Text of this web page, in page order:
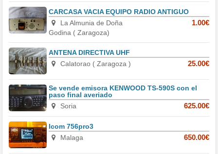
CARCASA VACIA EQUIPO RADIO ANTIGUO
La Almunia de Doña
Godina ( Zaragoza)
1.00€
ANTENA DIRECTIVA UHF
Calatorao ( Zaragoza )
25.00€
Se vende emisora KENWOOD TS-590S con el
paso final averiado
Soria
625.00€
Icom 756pro3
Malaga
650.00€